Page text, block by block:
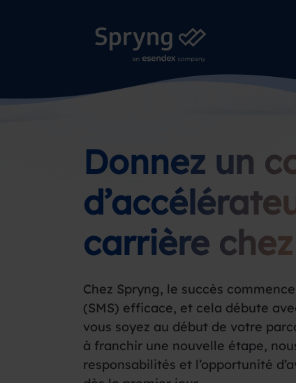
Donnez un
carrière
Chez Spryng, le succès
(SMS) efficace, et cela débute
vous soyez au début de votre
à franchir une nouvelle étape,
responsabilités et l’opportunité